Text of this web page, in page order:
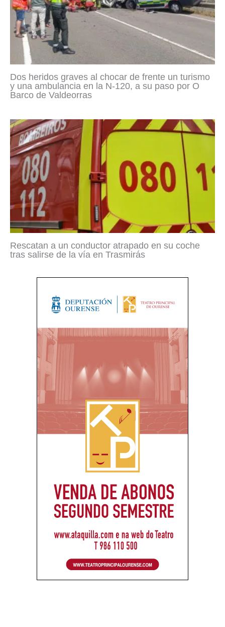
Dos heridos graves al chocar de frente un turismo
y una ambulancia en la N-120, a su paso por O
Barco de Valdeorras
Rescatan a un conductor atrapado en su coche
tras salirse de la vía en Trasmirás